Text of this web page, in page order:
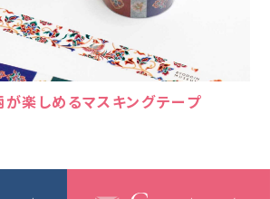
楽しめるマスキングテープ